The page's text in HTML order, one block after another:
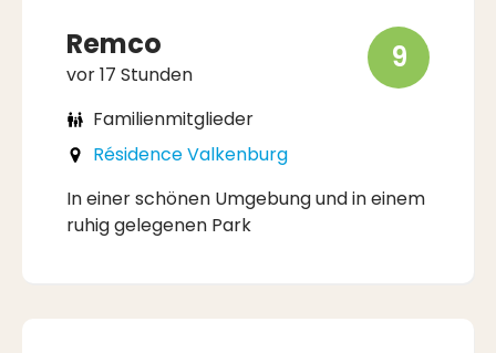
Remco
vor 17 Stunden 9
Familienmitglieder
Résidence Valkenburg
In einer schönen Umgebung und in einem
ruhig gelegenen Park